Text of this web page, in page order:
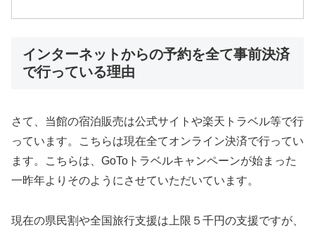
インターネットからの予約を全て事前決済
で行っている理由
さて、当館の宿泊販売は公式サイトや楽天トラベル等で行
っています。こちらは現在全てオンライン決済で行ってい
ます。こちらは、GoToトラベルキャンペーンが始まった
一昨年よりそのようにさせていただいています。
現在の県民割や全国旅行支援は上限５千円の支援ですが、